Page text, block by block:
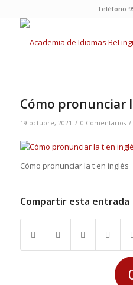
Teléfono
Cómo pronunciar
19 octubre, 2021 / 0 Comentarios /
Cómo pronunciar la t en inglés
Compartir esta entrada